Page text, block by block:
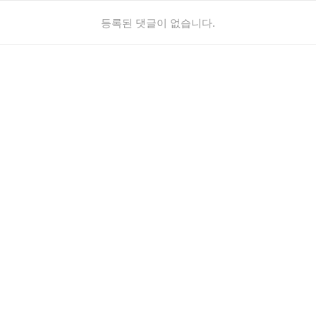
등록된 댓글이 없습니다.